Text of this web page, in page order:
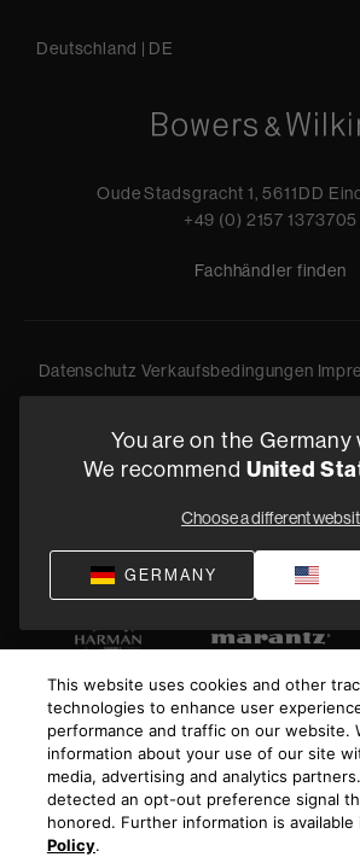
Deutschland | DE
Oude Stadsgracht 1, 5611DD
+49 (0) 2157 1373705
Fachhändler finden
Datenschutz Verkaufsbedingungen
Harman International
rights reserved.
You are on the
We recommend United
Choose a different
GERMANY
This website uses cookies and other
technologies to enhance user
performance and traffic on our website.
information about your use of our site
media, advertising and analytics
detected an opt-out preference signal
honored. Further information is available
Policy.